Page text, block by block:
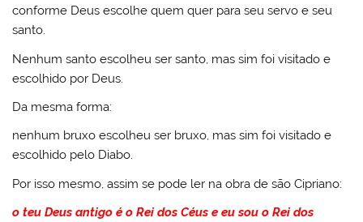
conforme Deus escolhe quem quer para seu servo e seu
santo.
Nenhum santo escolheu ser santo, mas sim foi visitado e
escolhido por Deus.
Da mesma forma:
nenhum bruxo escolheu ser bruxo, mas sim foi visitado e
escolhido pelo Diabo.
Por isso mesmo, assim se pode ler na obra de são Cipriano:
o teu Deus antigo é o Rei dos Céus e eu sou o Rei dos